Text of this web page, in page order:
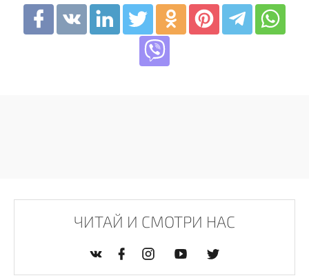
ЧИТАЙ И СМОТРИ НАС